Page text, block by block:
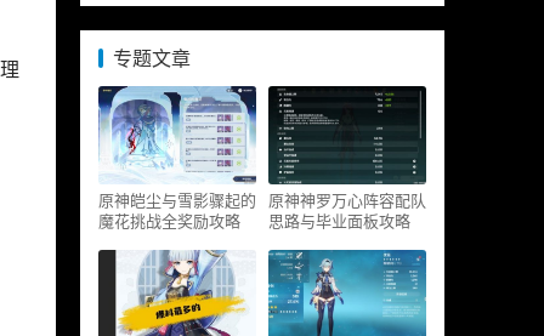
专题文章
原神皑尘与雪影骤起的
魔花挑战全奖励攻略
原神神罗万心阵容配队
思路与毕业面板攻略